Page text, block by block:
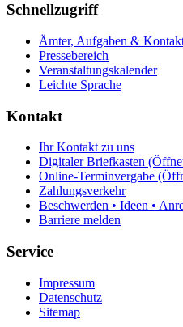
Schnellzugriff
Ämter, Aufgaben &
Pressebereich
Veranstaltungskalender
Leichte Sprache
Kontakt
Ihr Kontakt zu uns
Digitaler Briefkasten
Online-Terminvergabe
Zahlungsverkehr
Beschwerden • Ideen •
Barriere melden
Service
Impressum
Datenschutz
Sitemap